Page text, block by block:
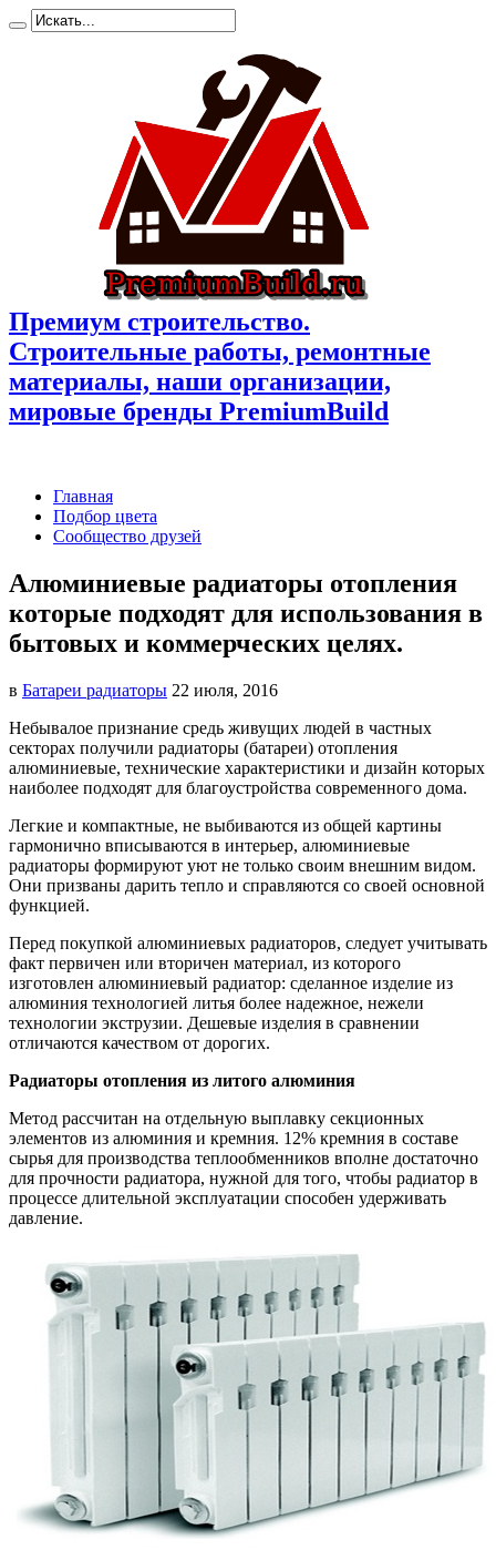
Премиум cтроительство.
Cтроительные работы, ремонтные
материалы, наши организации,
мировые бренды PremiumBuild
Главная
Подбор цвета
Сообщество друзей
Алюминиевые радиаторы отопления
которые подходят для использования в
бытовых и коммерческих целях.
в Батареи радиаторы‎ 22 июля, 2016
Небывалое признание средь живущих людей в частных
секторах получили радиаторы (батареи) отопления
алюминиевые, технические характеристики и дизайн которых
наиболее подходят для благоустройства современного дома.
Легкие и компактные, не выбиваются из общей картины
гармонично вписываются в интерьер, алюминиевые
радиаторы формируют уют не только своим внешним видом.
Они призваны дарить тепло и справляются со своей основной
функцией.
Перед покупкой алюминиевых радиаторов, следует учитывать
факт первичен или вторичен материал, из которого
изготовлен алюминиевый радиатор: сделанное изделие из
алюминия технологией литья более надежное, нежели
технологии экструзии. Дешевые изделия в сравнении
отличаются качеством от дорогих.
Радиаторы отопления из литого алюминия
Метод рассчитан на отдельную выплавку секционных
элементов из алюминия и кремния. 12% кремния в составе
сырья для производства теплообменников вполне достаточно
для прочности радиатора, нужной для того, чтобы радиатор в
процессе длительной эксплуатации способен удерживать
давление.